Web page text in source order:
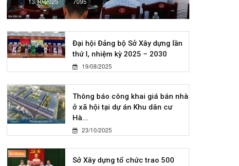
Đại hội Đảng bộ Sở Xây dựng lần
thứ I, nhiệm kỳ 2025 – 2030
19/08/2025
Thông báo công khai giá bán nhà
ở xã hội tại dự án Khu dân cư
Hà...
23/10/2025
Sở Xây dựng tổ chức trao 500